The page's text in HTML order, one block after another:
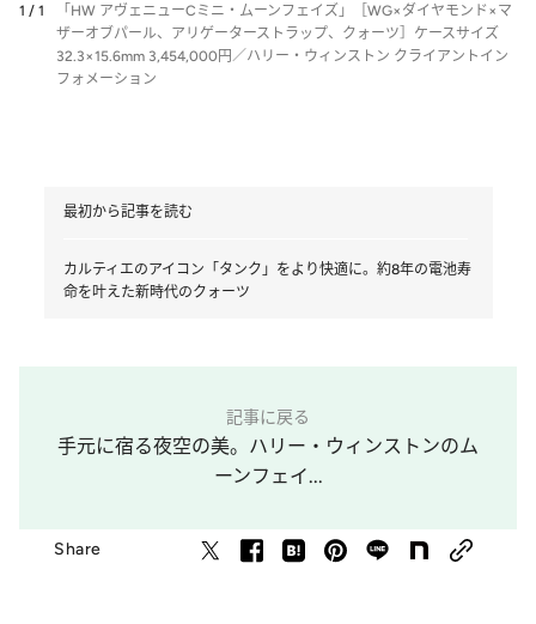
1 / 1
「HW アヴェニューCミニ・ムーンフェイズ」［WG×ダイヤモンド×マ
ザーオブパール、アリゲーターストラップ、クォーツ］ケースサイズ
32.3×15.6mm 3,454,000円／ハリー・ウィンストン クライアントイン
フォメーション
最初から記事を読む
カルティエのアイコン「タンク」をより快適に。約8年の電池寿
命を叶えた新時代のクォーツ
記事に戻る
手元に宿る夜空の美。ハリー・ウィンストンのム
ーンフェイ...
Share